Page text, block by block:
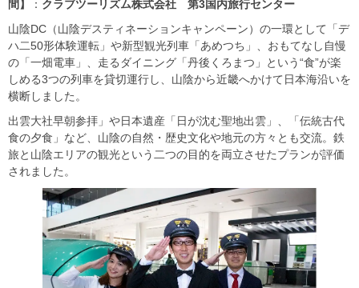
間】
： クラブツーリズム株式会社 第3国内旅行センター
山陰DC（山陰デスティネーションキャンペーン）の一環として「デ
ハ二50形体験運転」や新型観光列車「あめつち」、おもてなし自慢
の「一畑電車」、走るダイニング「丹後くろまつ」という“食”が楽
しめる3つの列車を貸切運行し、山陰から近畿へかけて日本海沿いを
横断しました。
出雲大社早朝参拝」や日本遺産「日が沈む聖地出雲」、「伝統古代
食の夕食」など、山陰の自然・歴史文化や地元の方々とも交流。鉄
旅と山陰エリアの観光という二つの目的を両立させたプランが評価
されました。